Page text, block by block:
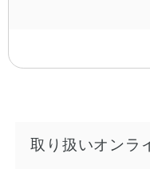
取り扱いオンラ